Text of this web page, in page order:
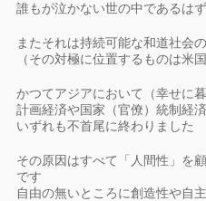
誰もが泣かない世の中であるは
またそれは持続可能な和道社会
（その対極に位置するものは米
かつてアジアにおいて（幸せに
計画経済や国家（官僚）統制経
いずれも不首尾に終わりました
その原因はすべて「人間性」を
です
自由の無いところに創造性や自